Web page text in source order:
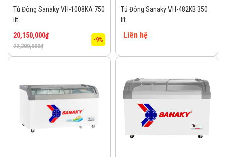
Tủ Đông Sanaky VH-1008KA 750
lít
22,200,000₫
20,150,000₫
-9%
Tủ Đông Sanaky VH-482KB 350
lít
Liên hệ